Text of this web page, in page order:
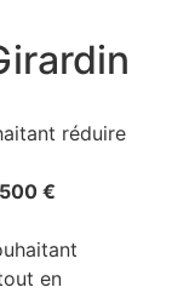
réduire
€
en